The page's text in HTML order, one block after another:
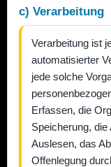
c) Verarbeitung
Verarbeitung ist
automatisierter
jede solche
Erfassen, die
Speicherung,
Auslesen, das
Offenlegung